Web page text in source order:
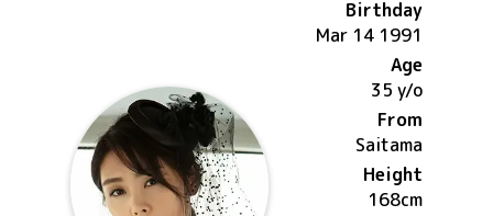
Birthday
Mar 14 1991
Age
35 y/o
From
Saitama
Height
168cm